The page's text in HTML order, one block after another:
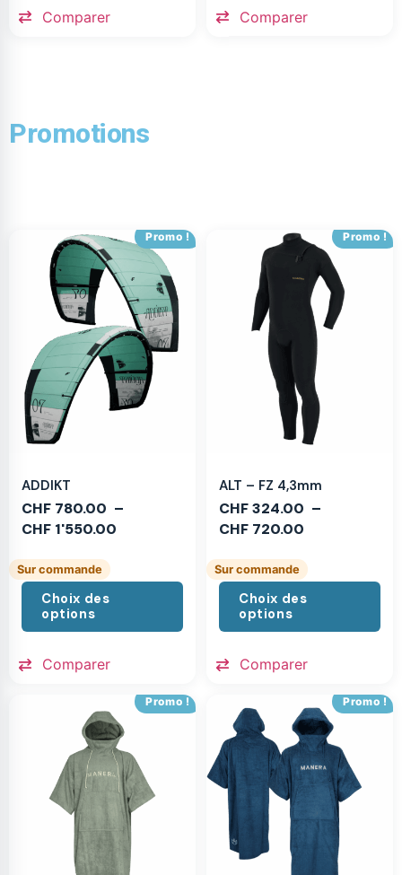
Comparer Comparer
Promotions
Promo !
ADDIKT
CHF 780.00 –
CHF 1'550.00
Sur commande
Choix des
options
Comparer
Promo !
ALT – FZ 4,3mm
CHF324.00 –
CHF 720.00
Sur commande
Choix des
options
Comparer
Promo ! Promo !